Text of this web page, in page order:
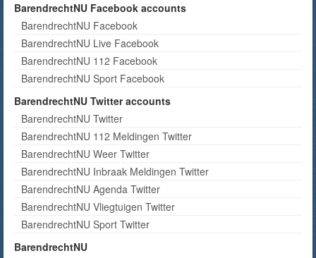
BarendrechtNU Facebook accounts
BarendrechtNU Facebook
BarendrechtNU Live Facebook
BarendrechtNU 112 Facebook
BarendrechtNU Sport Facebook
BarendrechtNU Twitter accounts
BarendrechtNU Twitter
BarendrechtNU 112 Meldingen Twitter
BarendrechtNU Weer Twitter
BarendrechtNU Inbraak Meldingen Twitter
BarendrechtNU Agenda Twitter
BarendrechtNU Vliegtuigen Twitter
BarendrechtNU Sport Twitter
BarendrechtNU